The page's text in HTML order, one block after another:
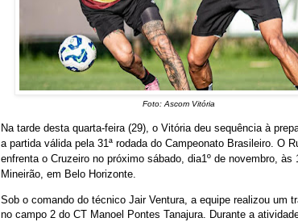
Foto: Ascom Vitória
Na tarde desta quarta-feira (29), o Vitória deu sequência à
a partida válida pela 31ª rodada do Campeonato Brasileiro. O
enfrenta o Cruzeiro no próximo sábado, dia1º de novembro, às
Mineirão, em Belo Horizonte.
Sob o comando do técnico Jair Ventura, a equipe realizou um
no campo 2 do CT Manoel Pontes Tanajura. Durante a